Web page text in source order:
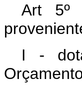
Art 5º
I -